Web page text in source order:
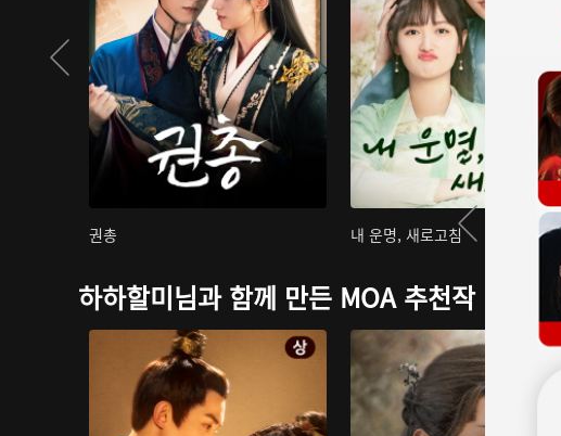
권총 내 운명, 새로고침
하하할미님과 함께 만든 MOA 추천작